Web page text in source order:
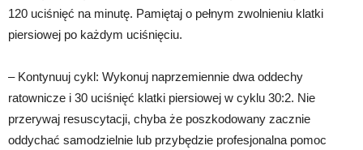
120 uciśnięć na minutę. Pamiętaj o pełnym zwolnieniu klatki
piersiowej po każdym uciśnięciu.
– Kontynuuj cykl: Wykonuj naprzemiennie dwa oddechy
ratownicze i 30 uciśnięć klatki piersiowej w cyklu 30:2. Nie
przerywaj resuscytacji, chyba że poszkodowany zacznie
oddychać samodzielnie lub przybędzie profesjonalna pomoc